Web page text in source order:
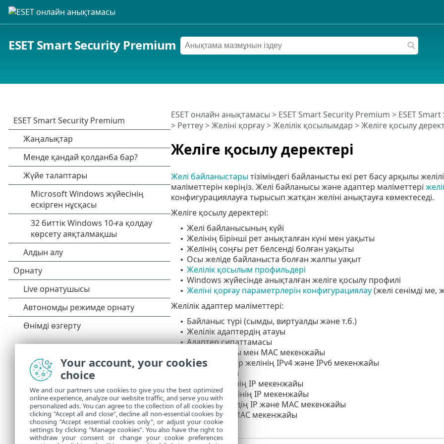
ESET Smart Security Premium
Желіге қосылу деректері
ESET онлайн анықтамасы > ESET Smart Security Premium > ESET
> Реттеу>Желіні қорғау>Желілік қосылымдар > Желіге қосылу
Желі байланыстарытізіміндегі байланысты екі рет басу арқылы
мәліметтерін көріңіз. Желі байланысы және адаптер мәліметтері
конфигурациялауға тырысып жатқан желіні анықтауға көмектеседі.
Желіге қосылу деректері:
• Желі байланысының күйі
• Желiнiң бiрiншi рет анықталған күнi мен уақыты
• Желінің соңғы рет белсенді болған уақыты
• Осы желіде байланыста болған жалпы уақыт
• Желілік қосылым профильдері
• Windows жүйесінде анықталған желіге қосылу профилі
• Желіні қорғау параметрлерін конфигурациялау(желі сенімді ме,
Желілік адаптер мәліметтері:
• Байланыс түрі (сымды, виртуалды және т.б.)
• Желілік адаптердің атауы
• Адаптер сипаттамасы
IP мекенжайы мен MAC мекенжайы
• Ішкі желісі бар желінің IPv4 және IPv6 мекенжайы
DNS жұрнағы
DNS серверінің IP мекенжайы
• DHCP серверінің IP мекенжайы
• Әдепкі шлюздің IP және MAC мекенжайы
• Адаптердің MAC мекенжайы
Your account, your cookies
choice
We and our partners use cookies to give you the best optimized
online experience, analyze our website traffic, and serve you with
personalized ads. You can agree to the collection of all cookies by
clicking "Accept all and close", decline all non-essential cookies by
choosing "Accept essential cookies only", or adjust your cookie
settings by clicking "Manage cookies". You also have the right to
withdraw your consent or change your cookie preferences